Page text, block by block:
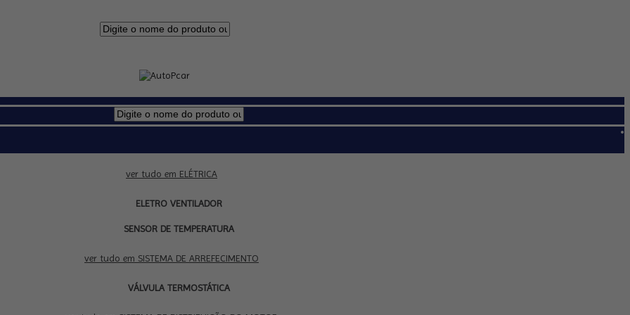
ver tudo em ELÉTRICA
ELETRO VENTILADOR
SENSOR DE TEMPERATURA
ver tudo em SISTEMA DE ARREFECIMENTO
VÁLVULA TERMOSTÁTICA